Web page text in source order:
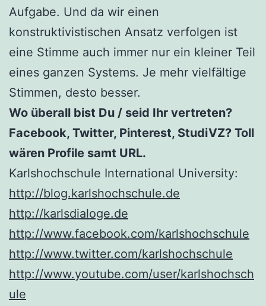
Aufgabe. Und da wir einen
konstruktivistischen Ansatz verfolgen ist
eine Stimme auch immer nur ein kleiner Teil
eines ganzen Systems. Je mehr vielfältige
Stimmen, desto besser.
Wo überall bist Du / seid Ihr vertreten?
Facebook, Twitter, Pinterest, StudiVZ? Toll
wären Profile samt URL.
Karlshochschule International University:
http://blog.karlshochschule.de
http://karlsdialoge.de
http://www.facebook.com/karlshochschule
http://www.twitter.com/karlshochschule
http://www.youtube.com/user/karlshochsch
ule